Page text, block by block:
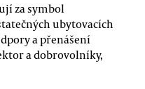
za symbol
ubytovacích
a přenášení
a dobrovolníky,